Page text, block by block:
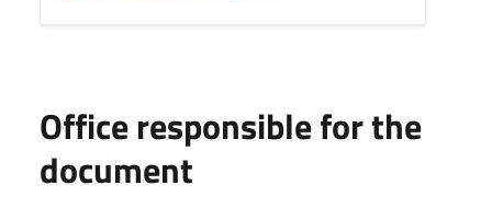
Office responsible for the
document